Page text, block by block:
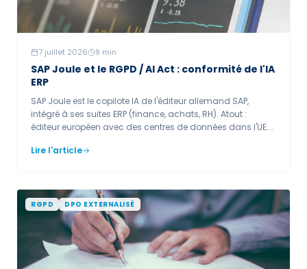
7 juillet 2026 9 min
SAP Joule et le RGPD / AI Act : conformité de l'IA
ERP
SAP Joule est le copilote IA de l'éditeur allemand SAP,
intégré à ses suites ERP (finance, achats, RH). Atout :
éditeur européen avec des centres de données dans l'UE.
finance et RH, ce qui appelle une gouvernance des accès
Lire l'article
RGPD DPO EXTERNALISÉ